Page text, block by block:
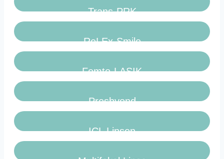
Trans-PRK
ReLEx-Smile
Femto-LASIK
Presbyond
ICL Linsen